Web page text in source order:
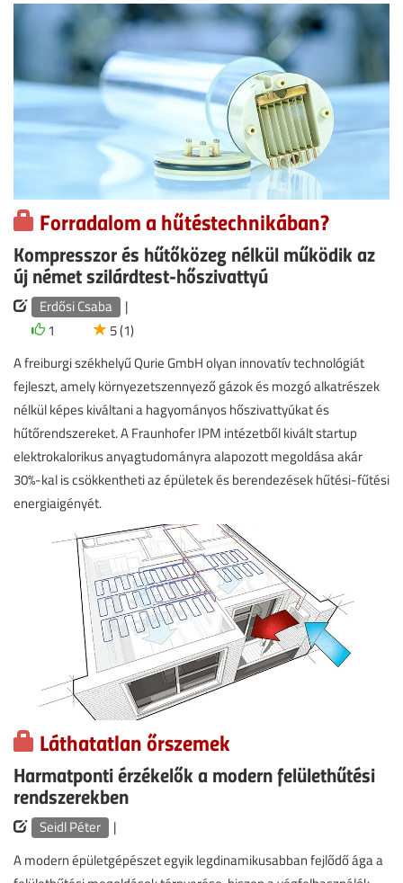
Forradalom a hűtéstechnikában?
Kompresszor és hűtőközeg nélkül működik az
új német szilárdtest-hőszivattyú
Erdősi Csaba
|
1
5 (1)
A freiburgi székhelyű Qurie GmbH olyan innovatív technológiát
fejleszt, amely környezetszennyező gázok és mozgó alkatrészek
nélkül képes kiváltani a hagyományos hőszivattyúkat és
hűtőrendszereket. A Fraunhofer IPM intézetből kivált startup
elektrokalorikus anyagtudományra alapozott megoldása akár
30%-kal is csökkentheti az épületek és berendezések hűtési-fűtési
energiaigényét.
Láthatatlan őrszemek
Harmatponti érzékelők a modern felülethűtési
rendszerekben
Seidl Péter
|
A modern épületgépészet egyik legdinamikusabban fejlődő ága a